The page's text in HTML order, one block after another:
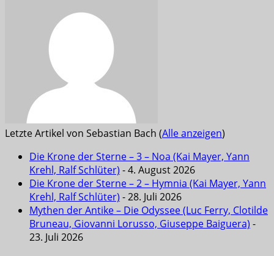
Letzte Artikel von Sebastian Bach (Alle anzeigen)
Die Krone der Sterne – 3 – Noa (Kai Mayer, Yann
Krehl, Ralf Schlüter) - 4. August 2026
Die Krone der Sterne – 2 – Hymnia (Kai Mayer, Yann
Krehl, Ralf Schlüter) - 28. Juli 2026
Mythen der Antike – Die Odyssee (Luc Ferry, Clotilde
Bruneau, Giovanni Lorusso, Giuseppe Baiguera) -
23. Juli 2026